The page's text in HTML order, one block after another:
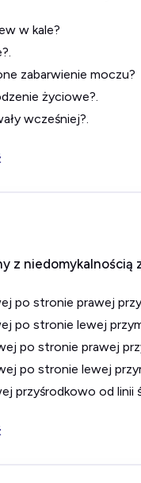
w kale?
zabarwienie moczu?
życiowe?.
wcześniej?.
z
po stronie prawej
po stronie lewej
po stronie prawej
po stronie lewej
przyśrodkowo od